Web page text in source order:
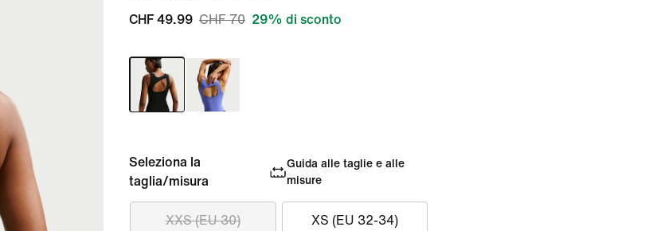
CHF 49.99 CHF 70 29% di sconto
Seleziona la
taglia/misura
Guida alle taglie e alle
misure
XXS (EU 30) XS (EU 32-34)